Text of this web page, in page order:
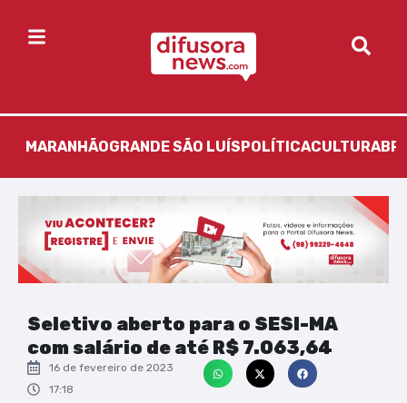
MARANHÃOGRANDE SÃO LUÍS POLÍTICACULTURA
Seletivo aberto para o SESI-MA
com salário de até R$ 7.063,64
16 de fevereiro de 2023
17:18